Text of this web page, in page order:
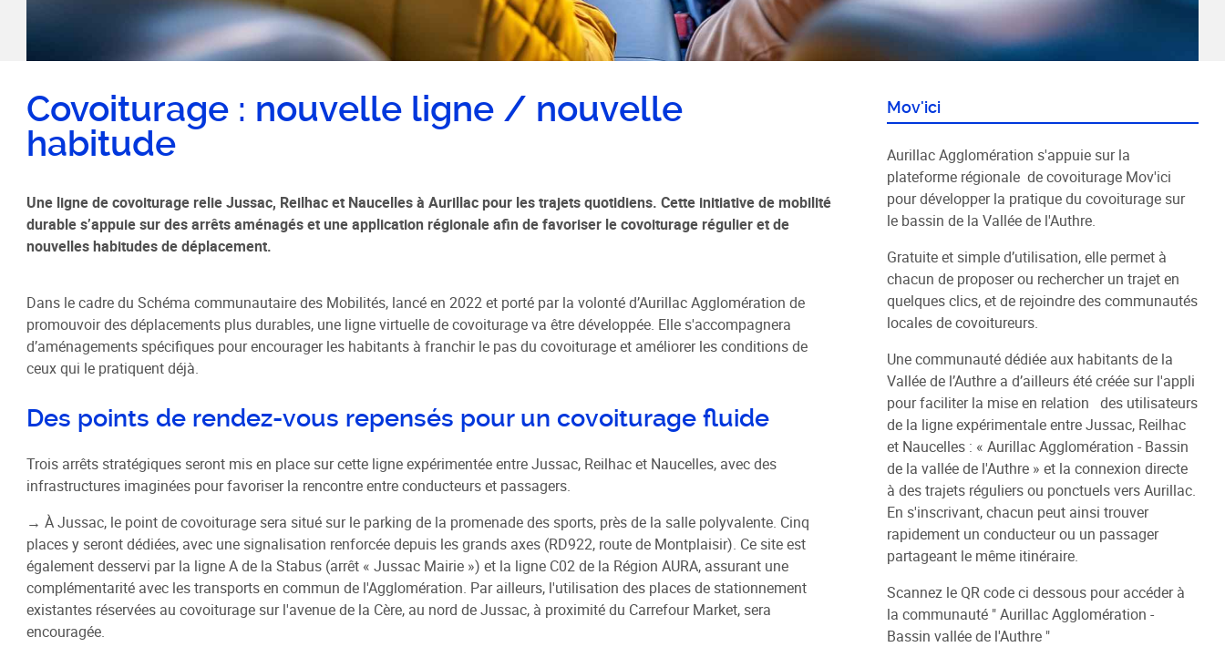
Habitat / Urbanisme
Opération BIMBY-BUNTI
OPAH 2023-2027
Label Meublé Certifié
Plan Local d'Urbanisme
intercommunal - PLUi
Révision du PLUi-H
Remarquables
Programme Local de l'Habitat
Règlement Local de Publicité
Schéma de COhérence Territoriale
Cohésion sociale
Politique de la Ville
Projet de Renouvellement Urbain
Logements Sociaux
Accueil des gens du voyage
Covoiturage : nouvelle ligne / nouvelle
habitude
Une ligne de covoiturage relie Jussac, Reilhac et Naucelles à Aurillac pour les trajets quotidiens. Cette initiative de mobilité
durable s’appuie sur des arrêts aménagés et une application régionale afin de favoriser le covoiturage régulier et de
nouvelles habitudes de déplacement.
Dans le cadre du Schéma communautaire des Mobilités, lancé en 2022 et porté par la volonté d’Aurillac Agglomération de
promouvoir des déplacements plus durables, une ligne virtuelle de covoiturage va être développée. Elle s'accompagnera
d’aménagements spécifiques pour encourager les habitants à franchir le pas du covoiturage et améliorer les conditions de
ceux qui le pratiquent déjà.
Des points de rendez-vous repensés pour un covoiturage fluide
Trois arrêts stratégiques seront mis en place sur cette ligne expérimentée entre Jussac, Reilhac et Naucelles, avec des
infrastructures imaginées pour favoriser la rencontre entre conducteurs et passagers.
→ À Jussac, le point de covoiturage sera situé sur le parking de la promenade des sports, près de la salle polyvalente. Cinq
places y seront dédiées, avec une signalisation renforcée depuis les grands axes (RD922, route de Montplaisir). Ce site est
également desservi par la ligne A de la Stabus (arrêt « Jussac Mairie ») et la ligne C02 de la Région AURA, assurant une
complémentarité avec les transports en commun de l'Agglomération. Par ailleurs, l'utilisation des places de stationnement
existantes réservées au covoiturage sur l'avenue de la Cère, au nord de Jussac, à proximité du Carrefour Market, sera
encouragée.
Mov'ici
Aurillac Agglomération s'appuie sur la
plateforme régionale de covoiturage Mov'ici
pour développer la pratique du covoiturage sur
le bassin de la Vallée de l'Authre.
Gratuite et simple d’utilisation, elle permet à
chacun de proposer ou rechercher un trajet en
quelques clics, et de rejoindre des communautés
locales de covoitureurs.
Une communauté dédiée aux habitants de la
Vallée de l’Authre a d’ailleurs été créée sur l'appli
pour faciliter la mise en relation des utilisateurs
de la ligne expérimentale entre Jussac, Reilhac
et Naucelles : « Aurillac Agglomération - Bassin
de la vallée de l'Authre » et la connexion directe
à des trajets réguliers ou ponctuels vers Aurillac.
En s'inscrivant, chacun peut ainsi trouver
rapidement un conducteur ou un passager
partageant le même itinéraire.
Scannez le QR code ci dessous pour accéder à
la communauté " Aurillac Agglomération -
Bassin vallée de l'Authre "